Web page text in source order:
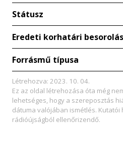
Státusz
Eredeti korhatári besorolás
Forrásmű típusa
Létrehozva: 2023. 10. 04.
Ez az oldal létrehozása óta még
lehetséges, hogy a szereposztás
dátuma valójában ismétlés.
rádióújságból ellenőrizendő.